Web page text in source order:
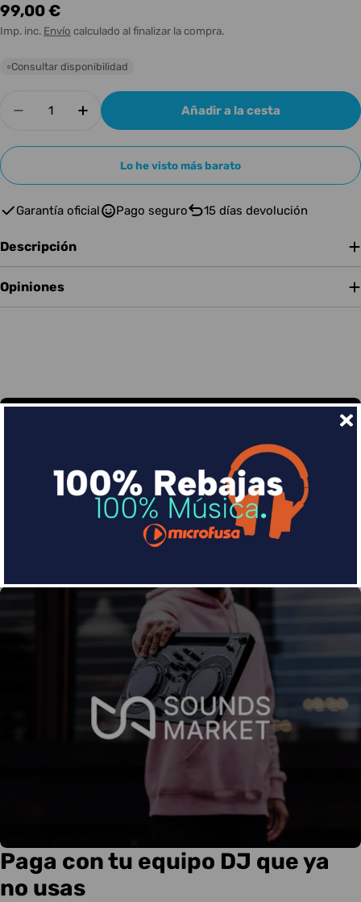
Precio
habitual
99,00 €
Imp. inc. Envío calculado al finalizar la compra.
○Consultar disponibilidad
Disminuir cantidad para RME Analog Breakout
Aumentar cantidad para RME Analog
Añadir a la cesta
Lo he visto más barato
Garantía oficial Pago seguro 15 días devolución
Descripción
Opiniones
Divide en 3 sin coste o hasta en 18 meses por una
pequeña cuota al mes con Sequra
Más info
Paga con tu equipo DJ que ya
no usas